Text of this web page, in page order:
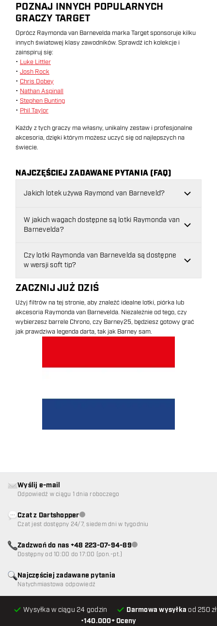
POZNAJ INNYCH POPULARNYCH
GRACZY TARGET
Oprócz Raymonda van Barnevelda marka Target sponsoruje kilku
innych światowej klasy zawodników. Sprawdź ich kolekcje i
zainspiruj się:
• Luke Littler
• Josh Rock
• Chris Dobey
• Nathan Aspinall
• Stephen Bunting
• Phil Taylor
Każdy z tych graczy ma własny, unikalny zestaw i profesjonalne
akcesoria, dzięki którym możesz uczyć się od najlepszych na
świecie.
NAJCZĘŚCIEJ ZADAWANE PYTANIA (FAQ)
Jakich lotek używa Raymond van Barneveld?
W jakich wagach dostępne są lotki Raymonda van
Barnevelda?
Czy lotki Raymonda van Barnevelda są dostępne
w wersji soft tip?
ZACZNIJ JUŻ DZIŚ
Użyj filtrów na tej stronie, aby znaleźć idealne lotki, piórka lub
akcesoria Raymonda van Barnevelda. Niezależnie od tego, czy
wybierzesz barrele Chrono, czy Barney25, będziesz gotowy grać
jak prawdziwa legenda darta, tak jak Barney sam.
•140.000+ Oceny
Wysyłka w ciągu 24 godzin Darmowa wysyłka od 250
Najczęściej zadawane pytania
Natychmiastowa odpowiedź
Wyślij e-mail
Odpowiedź w ciągu 1 dnia roboczego
Czat z DartshopperObsługa klienta niedostępna
Czat jest dostępny 24/7, siedem dni w tygodniu
Zadzwoń do nas +48 223-07-94-89Obsługa klienta niedostępna
Dostępny od 10:00 do 17:00 (pon.-pt.)